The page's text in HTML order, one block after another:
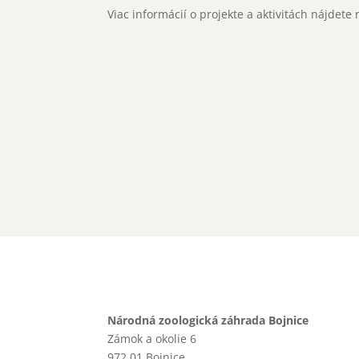
Viac informácií o projekte a aktivitách
Národná zoologická záhrada Bojnice
Zámok a okolie 6